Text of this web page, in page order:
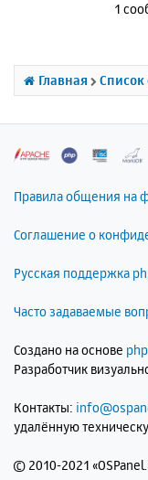
1
Главная
Правила общения на
Соглашение о
Русская поддержка
Часто задаваемые
Создано на основе
Разработчик
Контакты:
удалённую
© 2010-2021